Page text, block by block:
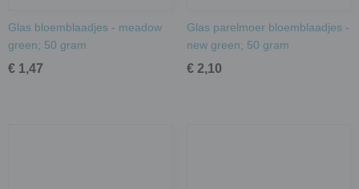
Glas bloemblaadjes - meadow
green; 50 gram
€ 1,47
Glas parelmoer bloemblaadjes -
new green; 50 gram
€ 2,10